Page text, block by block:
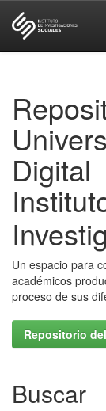
Digital
Un espacio para
académicos
proceso de sus
Repositorio
Buscar